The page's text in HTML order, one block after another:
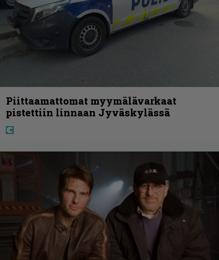
Piittaamattomat myymälävarkaat
pistettiin linnaan Jyväskylässä